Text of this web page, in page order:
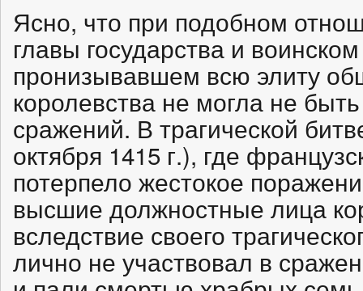
Ясно, что при подобном
главы государства и
пронизывавшем всю элиту
королевства не могла не
сражений. В трагической
октября 1415 г.), где
потерпело жестокое
высшие должностные лица
вследствие своего
лично не участвовал в